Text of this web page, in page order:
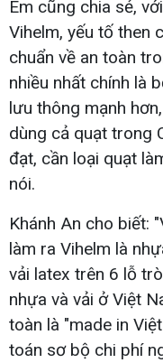
Em cũng chia sẻ,
Vihelm, yếu tố then
chuẩn về an toàn
nhiều nhất chính là
lưu thông mạnh
dùng cả quạt trong
đạt, cần loại quạt
nói.
Khánh An cho biết:
làm ra Vihelm là
vải latex trên 6 lỗ
nhựa và vải ở Việt
toàn là "made in
toán sơ bộ chi phí